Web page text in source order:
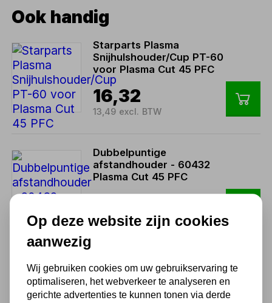
Ook handig
Starparts Plasma
Snijhulshouder/Cup PT-60
voor Plasma Cut 45 PFC
16,32
13,49 excl. BTW
Dubbelpuntige
afstandhouder - 60432
Plasma Cut 45 PFC
7,15 excl. BTW
voor P60 plasmasnijtoorts -
1 stuks
Op deze website zijn cookies
aanwezig
Wij gebruiken cookies om uw gebruikservaring te
optimaliseren, het webverkeer te analyseren en
gerichte advertenties te kunnen tonen via derde